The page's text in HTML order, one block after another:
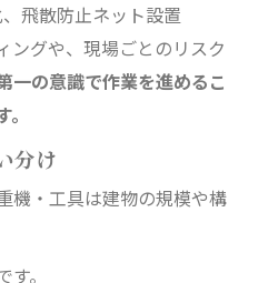
飛散防止ネット設置
ングや、現場ごとのリスク
一の意識で作業を進めるこ
分け
機・工具は建物の規模や構
。